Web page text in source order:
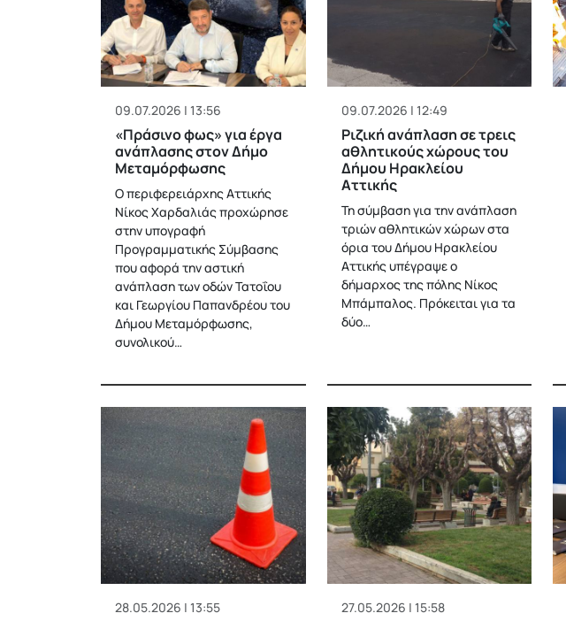
09.07.2026 | 13:56
«Πράσινο φως» για έργα
ανάπλασης στον Δήμο
Μεταμόρφωσης
Ο περιφερειάρχης Αττικής
Νίκος Χαρδαλιάς προχώρησε
στην υπογραφή
Προγραμματικής Σύμβασης
που αφορά την αστική
ανάπλαση των οδών Τατοΐου
και Γεωργίου Παπανδρέου του
Δήμου Μεταμόρφωσης,
συνολικού…
09.07.2026 | 12:49
Ριζική ανάπλαση σε τρεις
αθλητικούς χώρους του
Δήμου Ηρακλείου
Αττικής
Τη σύμβαση για την ανάπλαση
τριών αθλητικών χώρων στα
όρια του Δήμου Ηρακλείου
Αττικής υπέγραψε ο
δήμαρχος της πόλης Νίκος
Μπάμπαλος. Πρόκειται για τα
δύο…
28.05.2026 | 13:55 27.05.2026 | 15:58